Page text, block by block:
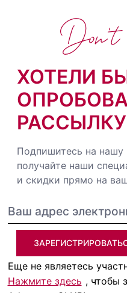
ХОТЕЛИ
Подпишитесь на нашу
получайте наши
и скидки прямо на
Еще не являетесь
Нажмите здесь , чтобы
Don't